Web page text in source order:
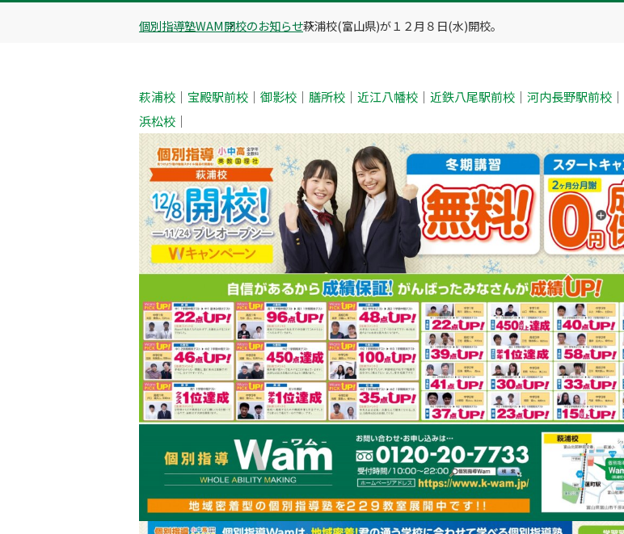
個別指導塾WAM開校のお知らせ萩浦校(富山県)が１２月８日(水)開校。
萩浦校 ｜ 宝殿駅前校 ｜ 御影校 ｜ 膳所校 ｜ 近江八幡校 ｜ 近鉄八尾駅前校 ｜ 河内長野駅前校 ｜
浜松校 ｜